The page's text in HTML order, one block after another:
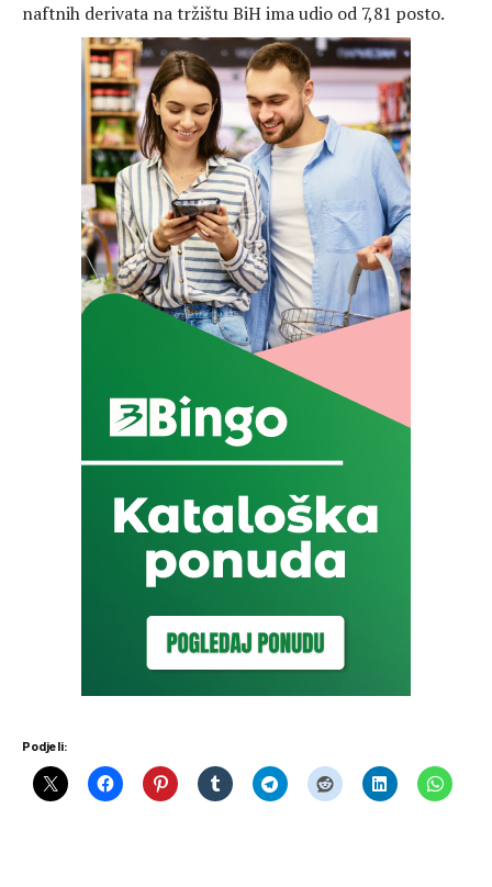
naftnih derivata na tržištu BiH ima udio od 7,81 posto.
Podjeli: